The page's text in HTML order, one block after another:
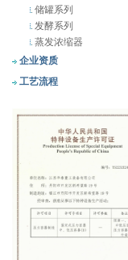
储罐系列
发酵系列
蒸发浓缩器
企业资质
工艺流程